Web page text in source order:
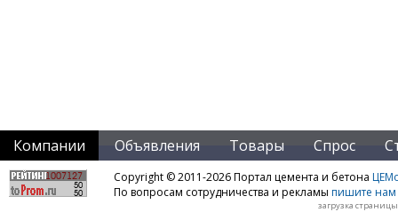
Компании Объявления Товары Спрос
Copyright © 2011-2026 Портал цемента и бетона
По вопросам сотрудничества и рекламы пишите нам
загрузка